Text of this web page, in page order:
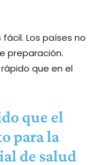
Los países no
preparación.
que en el
que el
para la
de salud